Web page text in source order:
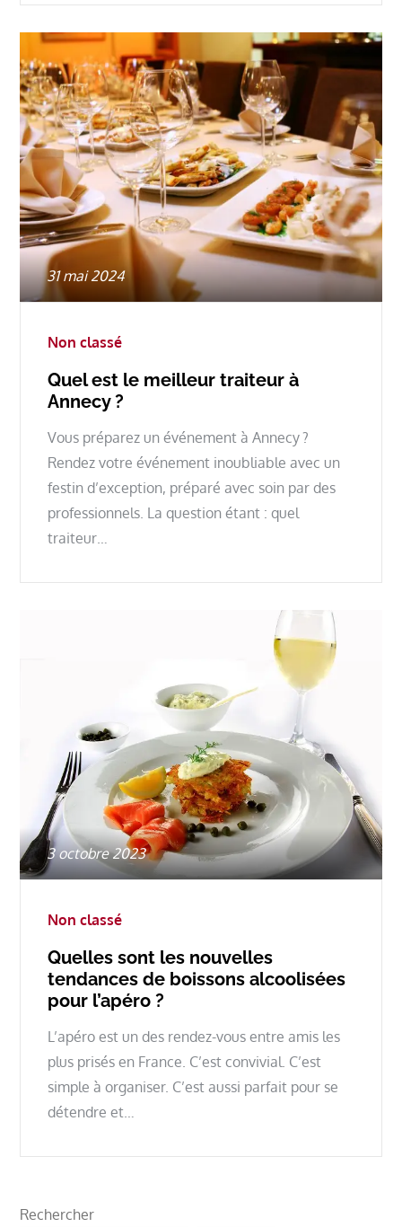
Posted
on
31 mai 2024
Non classé
Quel est le meilleur traiteur à
Annecy ?
Vous préparez un événement à Annecy ?
Rendez votre événement inoubliable avec un
festin d’exception, préparé avec soin par des
professionnels. La question étant : quel
traiteur…
Posted
on
3 octobre 2023
Non classé
Quelles sont les nouvelles
tendances de boissons alcoolisées
pour l’apéro ?
L’apéro est un des rendez-vous entre amis les
plus prisés en France. C’est convivial. C’est
simple à organiser. C’est aussi parfait pour se
détendre et…
Rechercher